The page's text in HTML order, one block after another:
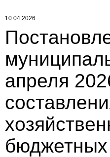
10.04.2026
апреля